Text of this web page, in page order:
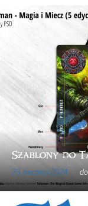
Szablony do
23 sierpnia 2024